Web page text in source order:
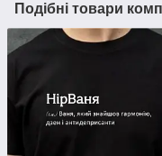
Подібні товари